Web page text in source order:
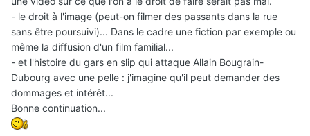
- le droit à l'image (peut-on filmer des passants dans la rue
sans être poursuivi)... Dans le cadre une fiction par exemple ou
même la diffusion d'un film familial...
- et l'histoire du gars en slip qui attaque Allain Bougrain-
Dubourg avec une pelle : j'imagine qu'il peut demander des
dommages et intérêt...
Bonne continuation...